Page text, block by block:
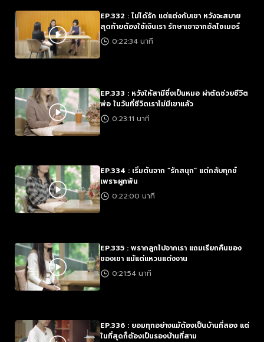
EP.332 : ไม่ได้รัก แต่แต่งกับเขา หวังจะสบาย
สุดท้ายต้องใช้เงินเรา รักษาเขาจากอัลไซเมอร์
0:22:34 นาที
EP.333 : หวังให้สามีซึ่งเป็นหมอ ผ่าตัดช่วยชีวิต
พ่อ ในวันที่ชีวิตเราไม่มีเขาแล้ว
0:23:11 นาที
EP.334 : เริ่มต้นจาก “รักสนุก” แต่กลับทุกข์
เพราะผูกพัน
0:22:00 นาที
EP.335 : พรากลูกไปจากเรา แถมเรียกคืนของ
ของเขา แม้แต่แหวนแต่งงาน
0:21:54 นาที
EP.336 : ยอมทุกอย่างแม้ต้องเป็นบ้านที่สอง แต่
ในที่สุดก็ต้องเป็นรองบ้านที่สาม